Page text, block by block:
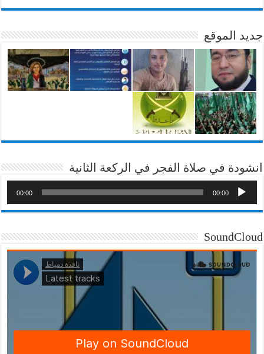
جديد الموقع
انشودة في صلاة الفجر في الركعة الثانية
00:00
00:00
SoundCloud